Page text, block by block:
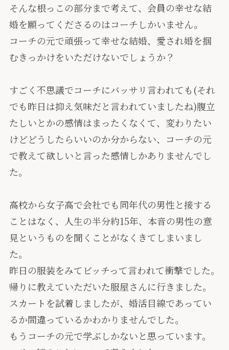
そんな根っこの部分まで考えて、会員の幸せな結
婚を願ってくださるのはコーチしかいません。
コーチの元で頑張って幸せな結婚、 愛され婚を掴
むきっかけをいただけないでしょうか？
すごく不思議でコーチにバッサリ言われても(それ
でも昨日は抑え気味だと言われていましたね)腹立
たしいとかの感情はまったくなくて、変わりたい
けどどうしたらいいのか分からない、コーチの元
で教えて欲しいと言った感情しかありませんでし
た。
高校から女子高で会社でも同年代の男性と接する
ことはなく、人生の半分約15年、本音の男性の意
見というものを聞くことがなくきてしまいまし
た。
昨日の服装をみてビッチって言われて衝撃でした。
帰りに教えていただいた服屋さんに行きました。
スカートを試着しましたが、婚活目線であってい
るか間違っているかわかりませんでした。
もうコーチの元で学ぶしかないと思っています。